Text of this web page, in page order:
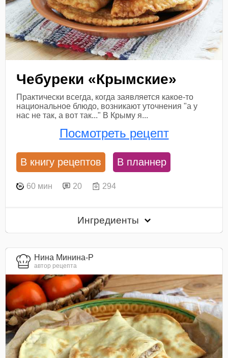
Чебуреки «Крымские»
Практически всегда, когда заявляется какое-то
национальное блюдо, возникают уточнения "а у
нас не так, а вот так..." В Крыму я...
Посмотреть рецепт
В книгу рецептов В планнер
60 мин 20 294
Ингредиенты
Нина Минина-Р
автор рецепта